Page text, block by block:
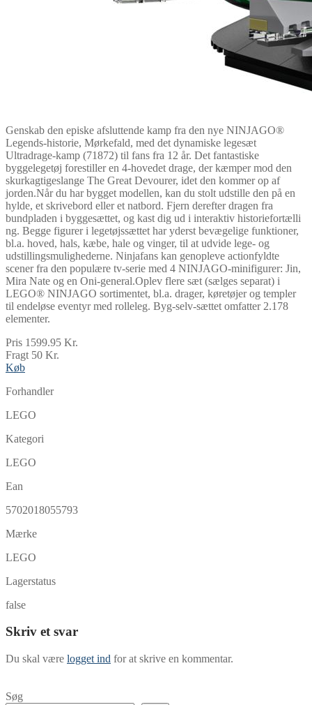
Genskab den episke afsluttende kamp fra den nye NINJAGO®
Legends-historie, Mørkefald, med det dynamiske legesæt
Ultradrage-kamp (71872) til fans fra 12 år. Det fantastiske
byggelegetøj forestiller en 4-hovedet drage, der kæmper mod den
skurkagtigeslange The Great Devourer, idet den kommer op af
jorden.Når du har bygget modellen, kan du stolt udstille den på en
hylde, et skrivebord eller et natbord. Fjern derefter dragen fra
bundpladen i byggesættet, og kast dig ud i interaktiv historiefortælli
ng. Begge figurer i legetøjssættet har yderst bevægelige funktioner,
bl.a. hoved, hals, kæbe, hale og vinger, til at udvide lege- og
udstillingsmulighederne. Ninjafans kan genopleve actionfyldte
scener fra den populære tv-serie med 4 NINJAGO-minifigurer: Jin,
Mira Nate og en Oni-general.Oplev flere sæt (sælges separat) i
LEGO® NINJAGO sortimentet, bl.a. drager, køretøjer og templer
til endeløse eventyr med rolleleg. Byg-selv-sættet omfatter 2.178
elementer.
Pris 1599.95 Kr.
Fragt 50 Kr.
Køb
Forhandler
LEGO
Kategori
LEGO
Ean
5702018055793
Mærke
LEGO
Lagerstatus
false
Skriv et svar
Du skal være logget ind for at skrive en kommentar.
Søg